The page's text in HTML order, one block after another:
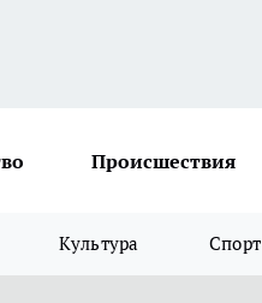
Происшествия
Культура Спорт